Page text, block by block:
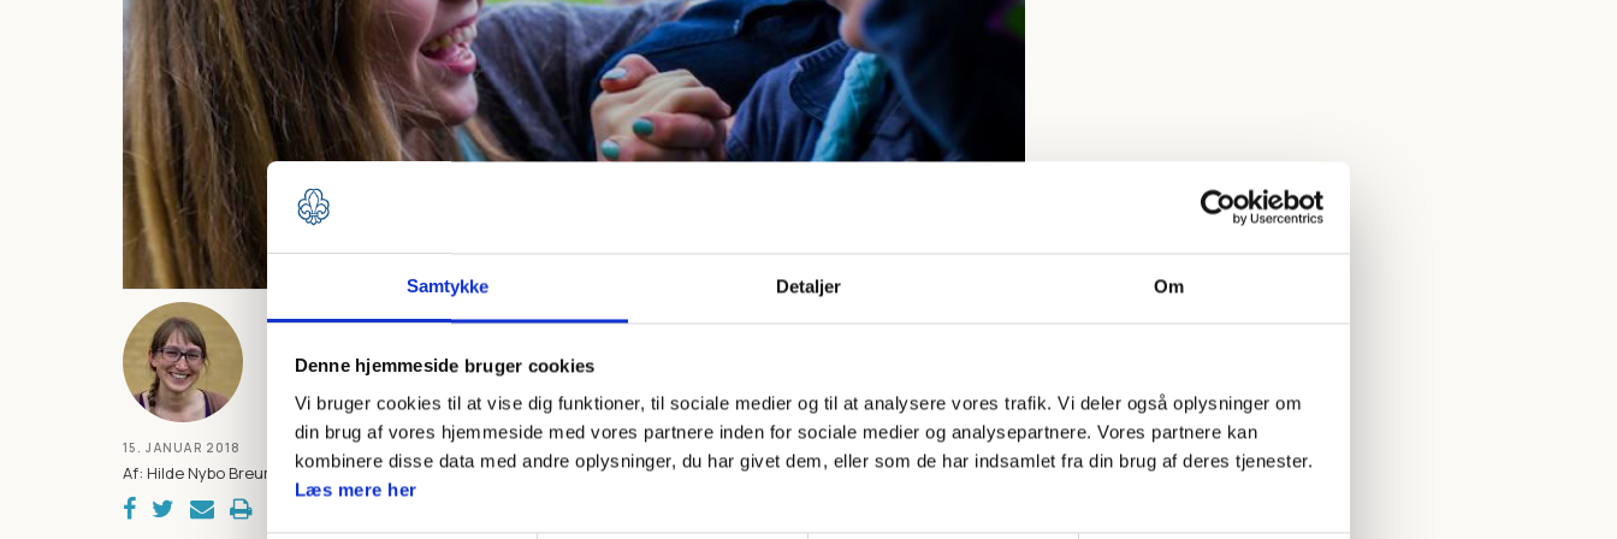
Samtykke Detaljer Om
Denne hjemmeside bruger cookies
Vi bruger cookies til at vise dig funktioner, til sociale medier og til at analysere vores trafik. Vi deler også oplysninger om
din brug af vores hjemmeside med vores partnere inden for sociale medier og analysepartnere. Vores partnere kan
kombinere disse data med andre oplysninger, du har givet dem, eller som de har indsamlet fra din brug af deres tjenester.
Læs mere her
15. JANUAR 2018
Af: Hilde Nybo Breum
Programfornyelsen ud.
I første omgang kommer der nye mærker til de fire yngste grene og
vejledninger til ledelse og patruljen i troppen. Materialerne skal i spil ude
i grupperne og derfor er der et ønske om, at så mange som muligt